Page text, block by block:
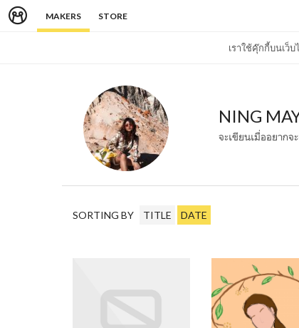
MAKERS STORE
เราใช้คุ๊กกี้บนเว็
NING
จะเขียนเมื่ออยากจ
SORTING BY TITLE DATE